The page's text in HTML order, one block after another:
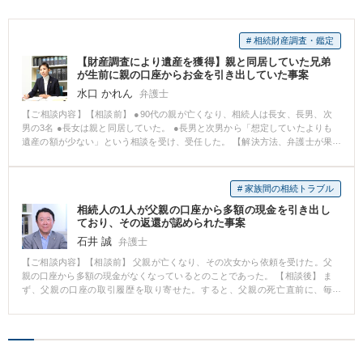
# 相続財産調査・鑑定
【財産調査により遺産を獲得】親と同居していた兄弟
が生前に親の口座からお金を引き出していた事案
水口 かれん
弁護士
【ご相談内容】【相談前】 ●90代の親が亡くなり、相続人は長女、長男、次
男の3名 ●長女は親と同居していた。 ●長男と次男から「想定していたよりも
遺産の額が少ない」という相談を受け、受任した。 【解決方法、弁護士が果
金の解約などについては、解約手続がされた際の書類を銀行に開示させ、誰
が手続きをしたのかを調査した。 ●他方で、親の介護記録なども取寄せ、生
前の親の認知症の状態も調査した。 【結果】 ●預金の解約手続きは、長女が
代理人として行っていたことが判明しました。 ●また、その当時、親は認知
症であったことが判明し、長女が親の認知症に乗じて親の預金を取得した可
能性が高まりました。 ●これらの事情をもとに、長女と交渉しました。 ●長女
は親の遺産を無断で取得したことを認めたものの、手持ちの現金があまりな
かったため、長女が保有する不動産を売却し、その売却代金から長男と次男
にお金を払わせました。 【解決のポイント】 同居している相続人が、親の遺
産を引き出してしまっているということはよくあります。 「遺産が聞いてい
# 家族間の相続トラブル
相続人の1人が父親の口座から多額の現金を引き出し
ており、その返還が認められた事案
石井 誠 弁護士
【ご相談内容】【相談前】 父親が亡くなり、その次女から依頼を受けた。父
親の口座から多額の現金がなくなっているとのことであった。 【相談後】 ま
ず、父親の口座の取引履歴を取り寄せた。すると、父親の死亡直前に、毎
していた長女が引き出したものと思われた。 そこで、長女を相手として不当